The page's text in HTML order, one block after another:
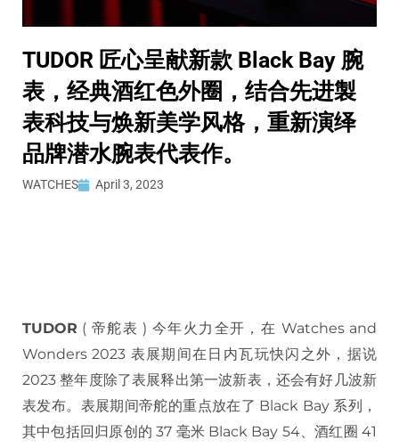
TUDOR 匠心呈献新款 Black Bay 腕
表，经典酒红色外圈，结合先进製
表科技与焕新美学风格，重新演绎
品牌潜水腕表代表作。
WATCHES April 3, 2023
TUDOR ( 帝舵表 ) 今年火力全开，在 Watches and
Wonders 2023 表展期间在日内瓦玩快闪之外，据说
2023 整年度除了表展释出第一波新表，还会有好几波新
表发布。表展期间帝舵的重点放在了 Black Bay 系列，
其中包括回归原创的 37 毫米 Black Bay 54、酒红圈 41